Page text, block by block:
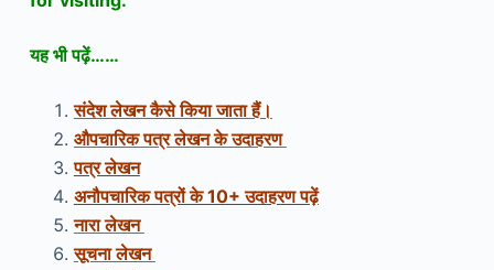
यह भी पढ़ें……
संदेश लेखन कैसे किया जाता हैं।
औपचारिक पत्र लेखन के उदाहरण
पत्र लेखन
अनौपचारिक पत्रों के 10+ उदाहरण पढ़ें
नारा लेखन
सूचना लेखन